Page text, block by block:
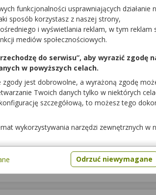
LinkedIn
Zobacz profil
Polecanych
funkcjonalności usprawniających działanie
sposób korzystasz z naszej strony,
i wyświetlania reklam, w tym reklam
mediów społecznościowych.
do serwisu”, aby wyrazić zgodę
w powyższych celach.
zgody jest dobrowolne, a wyrażoną zgodę
Twoich danych tylko w niektórych
szczegółową, to możesz tego
wykorzystywania narzędzi zewnętrznych w
Odrzuć niewymagane